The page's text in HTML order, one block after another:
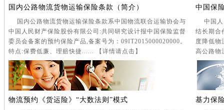
国内公路物流货物运输保险条款（简介）
国内公路物流货物运输保险条款系中国物流联合运输协会与
中国人民财产保险股份有限公司:共同研究设计报中国保险监督
委员会备案的预约保险产品,备案号为：09IT2015000020000。
特点:保费低廉、理赔快捷...... 【 详情请点击 】
中国保
中国人
结长期合
度降低物
高公路物
物流预约《货运险》“大数法则”模式 基力保